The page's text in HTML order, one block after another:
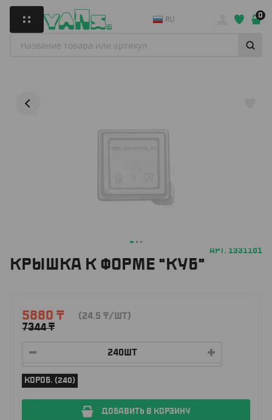
RU 0
КРЫШКА К ФОРМЕ "КУБ"
АРТ. 1331101
5880 ₸
7344₸
(24.5 ₸/ШТ)
КОРОБ. (240)
ДОБАВИТЬ В КОРЗИНУ